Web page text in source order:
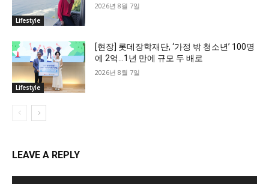
Lifestyle
2026년 8월 7일
Lifestyle
[현장] 롯데장학재단, ‘가정 밖 청소년’ 100명
에 2억…1년 만에 규모 두 배로
2026년 8월 7일
LEAVE A REPLY